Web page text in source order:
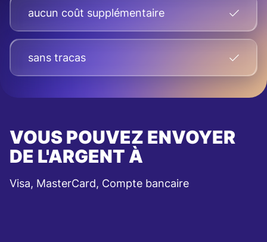
aucun coût supplémentaire
sans tracas
VOUS POUVEZ ENVOYER
DE L'ARGENT À
Visa, MasterCard, Compte bancaire